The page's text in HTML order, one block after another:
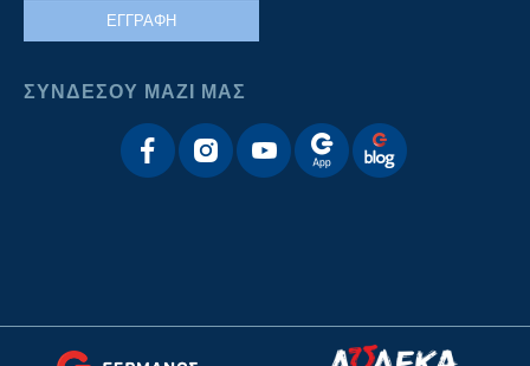
ΕΓΓΡΑΦΗ
ΣΥΝΔΕΣΟΥ ΜΑΖΙ ΜΑΣ